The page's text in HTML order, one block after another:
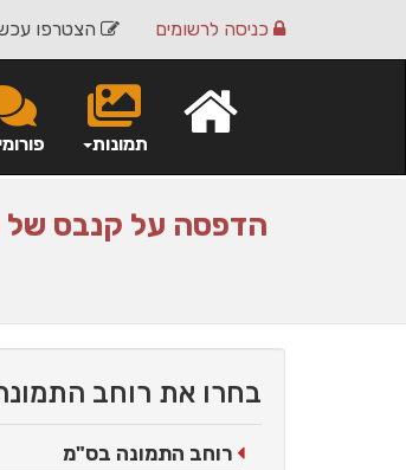
הצטרפו כניסה לרשומים
תמונות
הדפסה על קנבס של
בחרו את רוחב
רוחב התמונה בס"מ